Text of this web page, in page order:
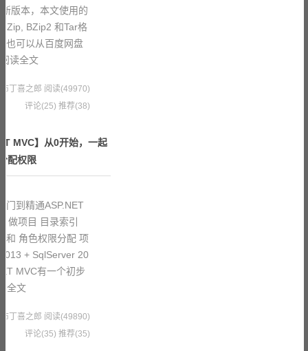
版本，本文使用的
BZip2 和Tar格
也可以从百度网盘
阅读全文
丁喜之郎 阅读(49970)
评论(25) 推荐(38)
MVC】从0开始，一起
配权限
门到精通ASP.NET
做项目 目录索引
和 角色权限分配 项
+ SqlServer 20
MVC有一个初步
全文
丁喜之郎 阅读(49890)
评论(35) 推荐(35)